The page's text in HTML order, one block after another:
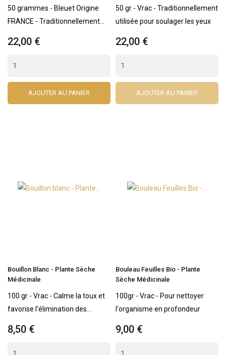
50 grammes - Bleuet Origine
FRANCE - Traditionnellement...
22,00 €
AJOUTER AU PANIER
50 gr - Vrac - Traditionnellement
utilisée pour soulager les yeux
22,00 €
AJOUTER AU PANIER
Bouillon Blanc - Plante Sèche
Médicinale
100 gr - Vrac - Calme la toux et
favorise l’élimination des...
8,50 €
Bouleau Feuilles Bio - Plante
Sèche Médicinale
100gr - Vrac - Pour nettoyer
l'organisme en profondeur
9,00 €